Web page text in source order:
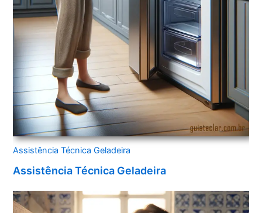
Assistência Técnica Geladeira
Assistência Técnica Geladeira